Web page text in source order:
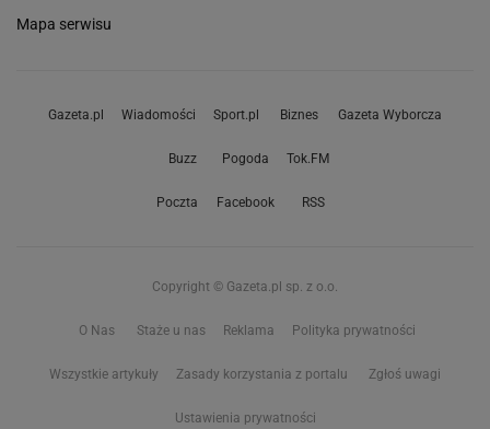
Mapa serwisu
Gazeta.pl Wiadomości Sport.pl Biznes Gazeta Wyborcza
Buzz Pogoda Tok.FM
Poczta Facebook RSS
Copyright © Gazeta.pl sp. z o.o.
O Nas Staże u nas Reklama Polityka prywatności
Wszystkie artykuły Zasady korzystania z portalu Zgłoś uwagi
Ustawienia prywatności